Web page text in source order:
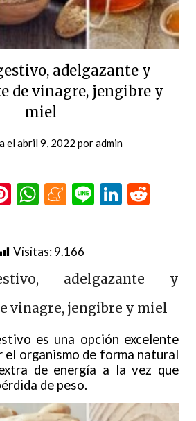
adelgazante y
de vinagre, jengibre y
miel
elabril 9, 2022 poradmin
Pinterest
WhatsApp
Meneame
Line
Visitas:9.166
adelgazante y
vinagre, jengibre y miel
es una opción excelente
el organismo de forma natural
de energía a la vez que
de peso.